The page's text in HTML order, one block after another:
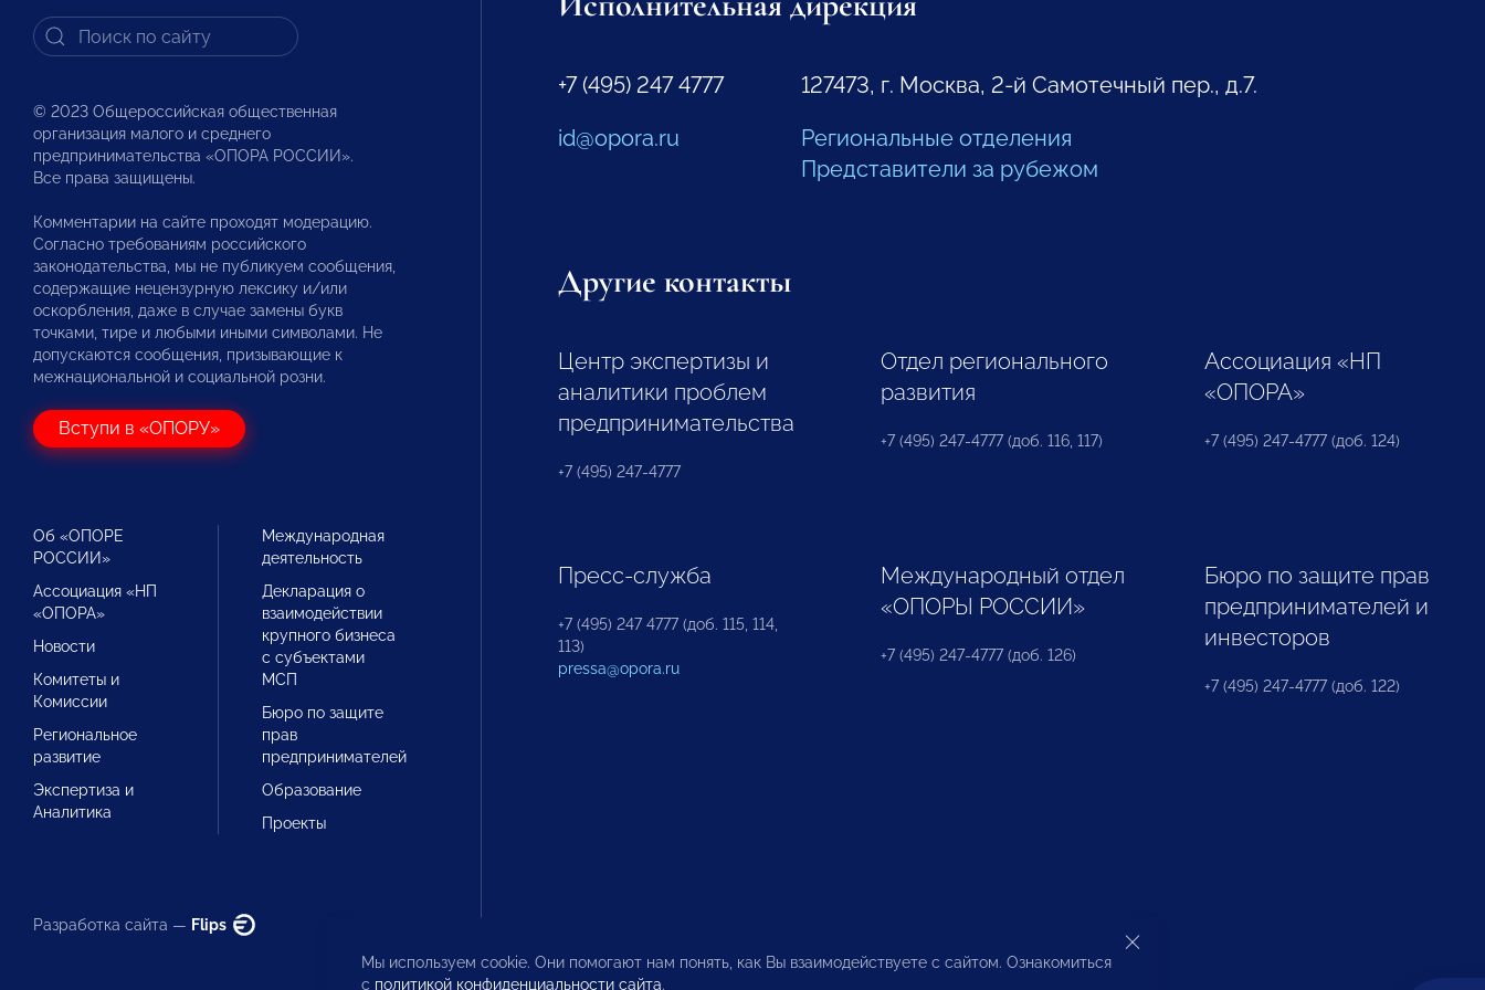
© 2023 Общероссийская общественная
организация малого и среднего
предпринимательства «ОПОРА РОССИИ».
Все права защищены.
Комментарии на сайте проходят модерацию.
Согласно требованиям российского
законодательства, мы не публикуем сообщения,
содержащие нецензурную лексику и/или
оскорбления, даже в случае замены букв
точками, тире и любыми иными символами. Не
допускаются сообщения, призывающие к
межнациональной и социальной розни.
Вступи в «ОПОРУ»
Об «ОПОРЕ
РОССИИ»
Ассоциация «НП
«ОПОРА»
Новости
Комитеты и
Комиссии
Региональное
развитие
Экспертиза и
Аналитика
Международная
деятельность
Декларация о
взаимодействии
крупного бизнеса
с субъектами
МСП
Бюро по защите
прав
предпринимателей
Образование
Проекты
Разработка сайта — Flips
+7 (495) 247 4777
id@opora.ru
127473, г. Москва, 2-й Самотечный пер., д.7.
Региональные отделения
Представители за рубежом
Другие контакты
Центр экспертизы и
аналитики проблем
предпринимательства
+7 (495) 247-4777
Отдел регионального
развития
+7 (495) 247-4777 (доб. 116, 117)
Ассоциация «НП
«ОПОРА»
+7 (495) 247-4777 (доб. 124)
Пресс-служба
+7 (495) 247 4777 (доб. 115, 114,
113)
pressa@opora.ru
Международный отдел
«ОПОРЫ РОССИИ»
+7 (495) 247-4777 (доб. 126)
Бюро по защите прав
предпринимателей и
инвесторов
+7 (495) 247-4777 (доб. 122)
Мы используем cookie. Они помогают нам понять, как Вы взаимодействуете с сайтом. Ознакомиться
с политикой конфиденциальности сайта.